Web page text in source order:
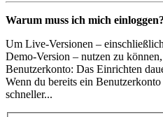
Warum muss ich mich einloggen?
Um Live-Versionen –
Demo-Version – nutzen zu
Benutzerkonto: Das Einrichten
Wenn du bereits ein
schneller...